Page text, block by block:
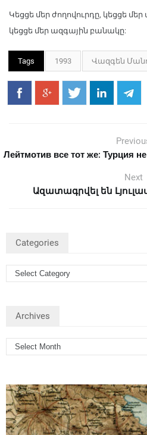
Կեցցե մեր ժողովուրդը, կեցցե
կեցցե մեր ազգային բանակը:
Tags 1993 Վազգեն
Лейтмотив все тот же: Турция
Next
Ազատագրվել են
Categories
Archives